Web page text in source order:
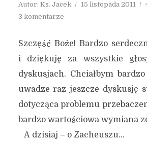
Autor: Ks. Jacek 15 listopada 2011
3 komentarze
Szczęść Boże! Bardzo
i dziękuję za wszystkie
dyskusjach. Chciałbym
uwadze raz jeszcze dyskusję
dotycząca problemu
bardzo wartościowa wymiana
A dzisiaj – o Zacheuszu…